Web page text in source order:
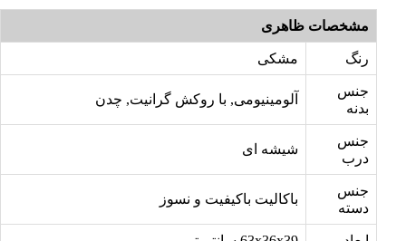
مشخصات ظاهری
رنگ مشکی
جنس
بدنه
آلومینیومی, با روکش گرانیت, چدن
جنس
درب
شیشه ای
جنس
دسته
باکالیت باکیفیت و نسوز